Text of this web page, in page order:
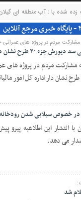
شده با : آب منطقه ای
مشارکت مردم در پروژه ‍‌های
کل امور مالیاتی استان گیلان شد
مشارکت مردم در پروژه ‍‌های
در خصوص سیلابی شدن
انتشار این اطلاعیه پیرو
می دهد.
شد